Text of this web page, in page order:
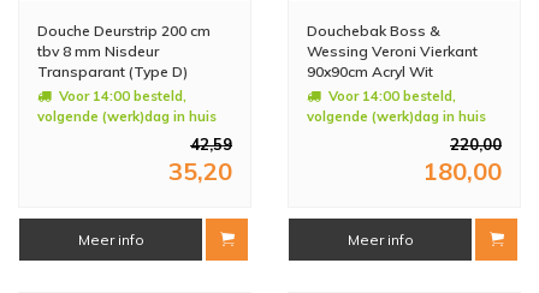
Douche Deurstrip 200 cm
tbv 8 mm Nisdeur
Transparant (Type D)
Voor 14:00 besteld,
volgende (werk)dag in huis
42,59
35,20
Meer info
Douchebak Boss &
Wessing Veroni Vierkant
90x90cm Acryl Wit
Voor 14:00 besteld,
volgende (werk)dag in huis
220,00
180,00
Meer info